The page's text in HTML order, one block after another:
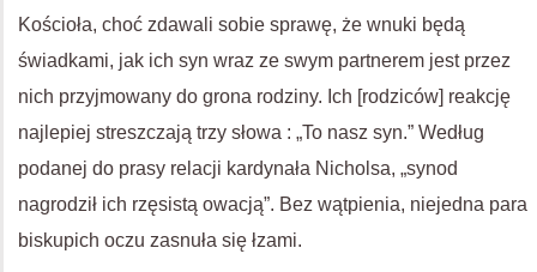
Kościoła, choć zdawali sobie sprawę, że wnuki będą
świadkami, jak ich syn wraz ze swym partnerem jest przez
nich przyjmowany do grona rodziny. Ich [rodziców] reakcję
najlepiej streszczają trzy słowa : „To nasz syn.” Według
podanej do prasy relacji kardynała Nicholsa, „synod
nagrodził ich rzęsistą owacją”. Bez wątpienia, niejedna para
biskupich oczu zasnuła się łzami.